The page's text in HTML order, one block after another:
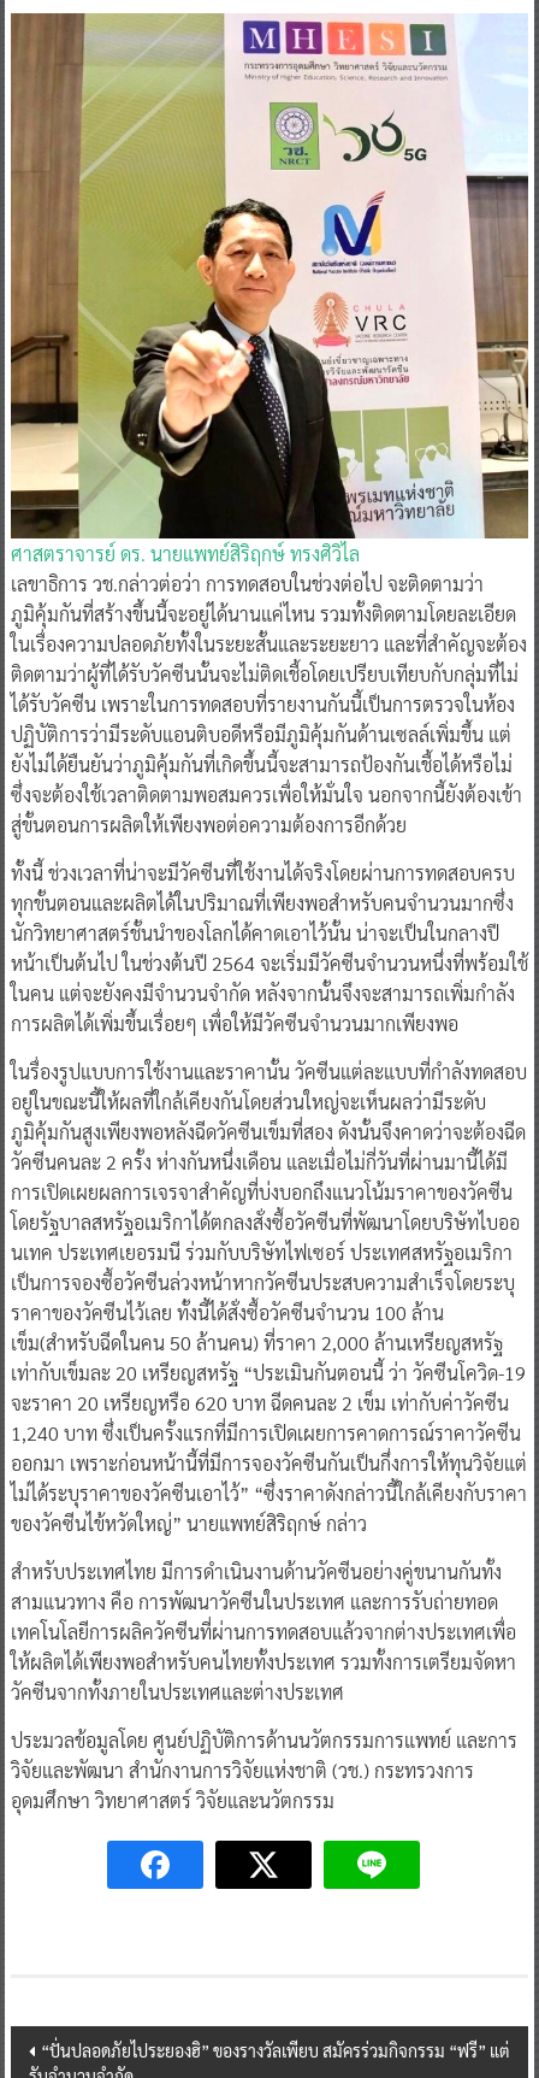
ศาสตราจารย์ ดร. นายแพทย์สิริฤกษ์ ทรงศิวิไล
เลขาธิการ วช.กล่าวต่อว่า การทดสอบในช่วงต่อไป จะติดตามว่า
ภูมิคุ้มกันที่สร้างขึ้นนี้จะอยู่ได้นานแค่ไหน รวมทั้งติดตามโดยละเอียด
ในเรื่องความปลอดภัยทั้งในระยะสั้นและระยะยาว และที่สำคัญจะต้อง
ติดตามว่าผู้ที่ได้รับวัคซีนนั้นจะไม่ติดเชื้อโดยเปรียบเทียบกับกลุ่มที่ไม่
ได้รับวัคซีน เพราะในการทดสอบที่รายงานกันนี้เป็นการตรวจในห้อง
ปฏิบัติการว่ามีระดับแอนติบอดีหรือมีภูมิคุ้มกันด้านเซลล์เพิ่มขึ้น แต่
ยังไม่ได้ยืนยันว่าภูมิคุ้มกันที่เกิดขึ้นนี้จะสามารถป้องกันเชื้อได้หรือไม่
ซึ่งจะต้องใช้เวลาติดตามพอสมควรเพื่อให้มั่นใจ นอกจากนี้ยังต้องเข้า
สู่ขั้นตอนการผลิตให้เพียงพอต่อความต้องการอีกด้วย
ทั้งนี้ ช่วงเวลาที่น่าจะมีวัคซีนที่ใช้งานได้จริงโดยผ่านการทดสอบครบ
ทุกขั้นตอนและผลิตได้ในปริมาณที่เพียงพอสำหรับคนจำนวนมากซึ่ง
นักวิทยาศาสตร์ชั้นนำของโลกได้คาดเอาไว้นั้น น่าจะเป็นในกลางปี
หน้าเป็นต้นไป ในช่วงต้นปี 2564 จะเริ่มมีวัคซีนจำนวนหนึ่งที่พร้อมใช้
ในคน แต่จะยังคงมีจำนวนจำกัด หลังจากนั้นจึงจะสามารถเพิ่มกำลัง
การผลิตได้เพิ่มขึ้นเรื่อยๆ เพื่อให้มีวัคซีนจำนวนมากเพียงพอ
ในรื่องรูปแบบการใช้งานและราคานั้น วัคซีนแต่ละแบบที่กำลังทดสอบ
อยู่ในขณะนี้ให้ผลที่ใกล้เคียงกันโดยส่วนใหญ่จะเห็นผลว่ามีระดับ
ภูมิคุ้มกันสูงเพียงพอหลังฉีดวัคซีนเข็มที่สอง ดังนั้นจึงคาดว่าจะต้องฉีด
วัคซีนคนละ 2 ครั้ง ห่างกันหนึ่งเดือน และเมื่อไม่กี่วันที่ผ่านมานี้ได้มี
การเปิดเผยผลการเจรจาสำคัญที่บ่งบอกถึงแนวโน้มราคาของวัคซีน
โดยรัฐบาลสหรัฐอเมริกาได้ตกลงสั่งซื้อวัคซีนที่พัฒนาโดยบริษัทไบออ
นเทค ประเทศเยอรมนี ร่วมกับบริษัทไฟเซอร์ ประเทศสหรัฐอเมริกา
เป็นการจองซื้อวัคซีนล่วงหน้าหากวัคซีนประสบความสำเร็จโดยระบุ
ราคาของวัคซีนไว้เลย ทั้งนี้ได้สั่งซื้อวัคซีนจำนวน 100 ล้าน
เข็ม(สำหรับฉีดในคน 50 ล้านคน) ที่ราคา 2,000 ล้านเหรียญสหรัฐ
เท่ากับเข็มละ 20 เหรียญสหรัฐ “ประเมินกันตอนนี้ ว่า วัคซีนโควิด-19
จะราคา 20 เหรียญหรือ 620 บาท ฉีดคนละ 2 เข็ม เท่ากับค่าวัคซีน
1,240 บาท ซึ่งเป็นครั้งแรกที่มีการเปิดเผยการคาดการณ์ราคาวัคซีน
ออกมา เพราะก่อนหน้านี้ที่มีการจองวัคซีนกันเป็นกึ่งการให้ทุนวิจัยแต่
ไม่ได้ระบุราคาของวัคซีนเอาไว้” “ซึ่งราคาดังกล่าวนี้ใกล้เคียงกับราคา
ของวัคซีนไข้หวัดใหญ่” นายแพทย์สิริฤกษ์ กล่าว
สำหรับประเทศไทย มีการดำเนินงานด้านวัคซีนอย่างคู่ขนานกันทั้ง
สามแนวทาง คือ การพัฒนาวัคซีนในประเทศ และการรับถ่ายทอด
เทคโนโลยีการผลิควัคซีนที่ผ่านการทดสอบแล้วจากต่างประเทศเพื่อ
ให้ผลิตได้เพียงพอสำหรับคนไทยทั้งประเทศ รวมทั้งการเตรียมจัดหา
วัคซีนจากทั้งภายในประเทศและต่างประเทศ
ประมวลข้อมูลโดย ศูนย์ปฏิบัติการด้านนวัตกรรมการแพทย์ และการ
วิจัยและพัฒนา สำนักงานการวิจัยแห่งชาติ (วช.) กระทรวงการ
อุดมศึกษา วิทยาศาสตร์ วิจัยและนวัตกรรม
Post
“ปั่นปลอดภัยไประยองฮิ” ของรางวัลเพียบ สมัครร่วมกิจกรรม “ฟรี” แต่